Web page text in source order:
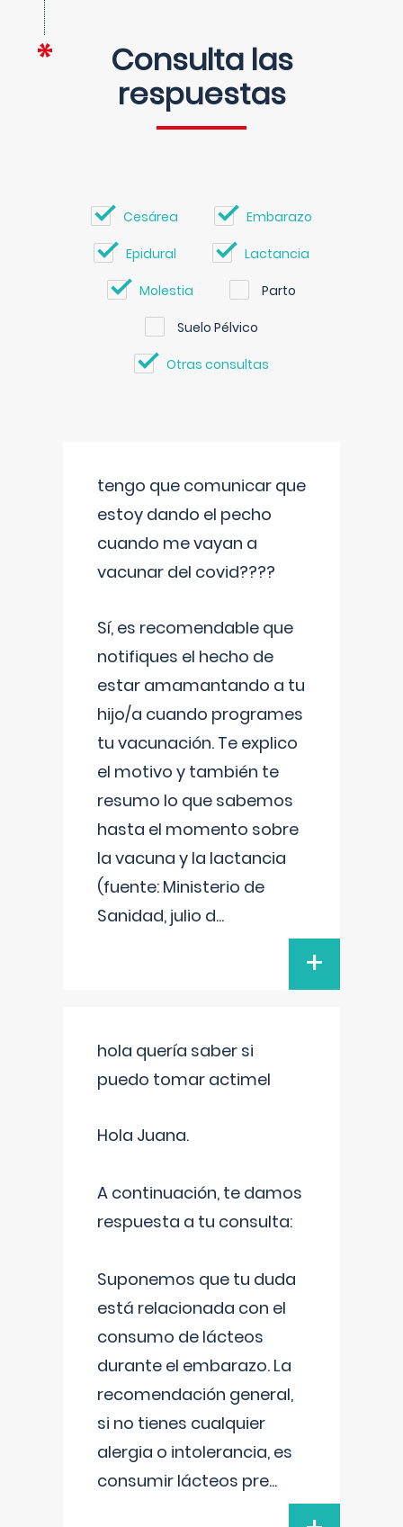
Consulta las
respuestas
Cesárea Embarazo
Epidural Lactancia
Molestia Parto
Suelo Pélvico
Otras consultas
tengo que comunicar que
estoy dando el pecho
cuando me vayan a
vacunar del covid????
Sí, es recomendable que
notifiques el hecho de
estar amamantando a tu
hijo/a cuando programes
tu vacunación. Te explico
el motivo y también te
resumo lo que sabemos
hasta el momento sobre
la vacuna y la lactancia
(fuente: Ministerio de
Sanidad, julio d...
+
hola quería saber si
puedo tomar actimel
Hola Juana.
A continuación, te damos
respuesta a tu consulta:
Suponemos que tu duda
está relacionada con el
consumo de lácteos
durante el embarazo. La
recomendación general,
si no tienes cualquier
alergia o intolerancia, es
consumir lácteos pre...